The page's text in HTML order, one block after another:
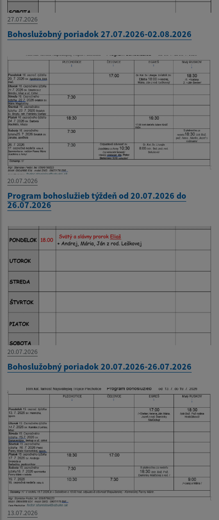
27.07.2026
Bohoslužobný poriadok 27.07.2026-02.08.2026
20.07.2026
Program bohoslužieb týždeň od 20.07.2026 do
26.07.2026
20.07.2026
Bohoslužobný poriadok 20.07.2026-26.07.2026
13.07.2026